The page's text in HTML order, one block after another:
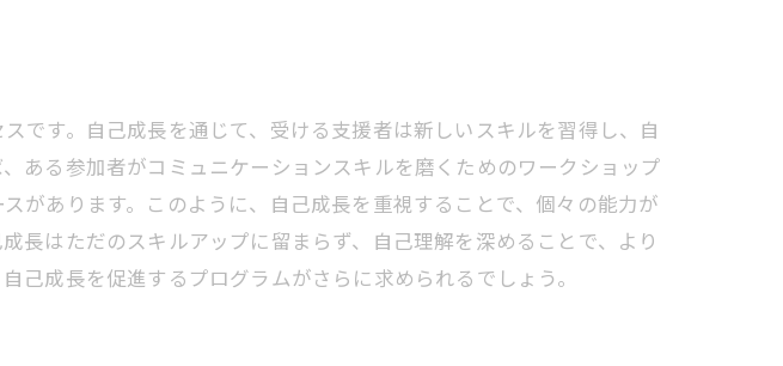
です。自己成長を通じて、受ける支援者は新しいスキルを習得し、自
ある参加者がコミュニケーションスキルを磨くためのワークショップ
があります。このように、自己成長を重視することで、個々の能力が
長はただのスキルアップに留まらず、自己理解を深めることで、より
成長を促進するプログラムがさらに求められるでしょう。